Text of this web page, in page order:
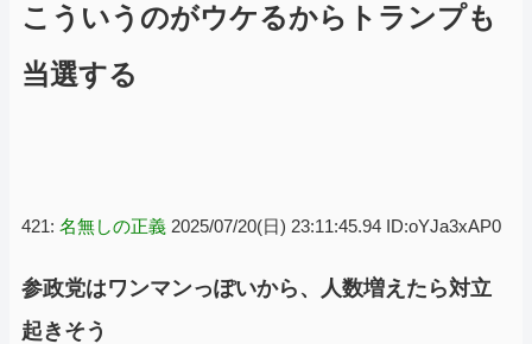
こういうのがウケるからトランプも
当選する
421: 名無しの正義 2025/07/20(日) 23:11:45.94 ID:oYJa3xAP0
参政党はワンマンっぽいから、人数増えたら対立
起きそう